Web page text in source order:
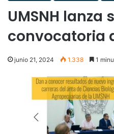
UMSNH lanza
convocatoria
junio 21, 2024 1.338 1